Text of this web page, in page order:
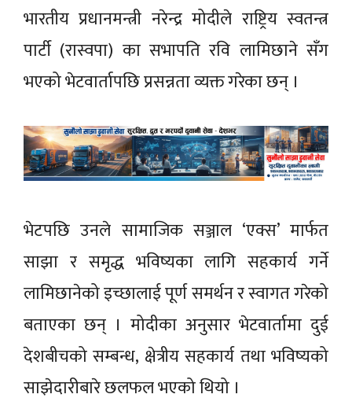
भारतीय प्रधानमन्त्री नरेन्द्र मोदीले राष्ट्रिय स्वतन्त्र
पार्टी (रास्वपा) का सभापति रवि लामिछाने सँग
भएको भेटवार्तापछि प्रसन्नता व्यक्त गरेका छन् ।
भेटपछि उनले सामाजिक सञ्जाल ‘एक्स’ मार्फत
साझा र समृद्ध भविष्यका लागि सहकार्य गर्ने
लामिछानेको इच्छालाई पूर्ण समर्थन र स्वागत गरेको
बताएका छन् । मोदीका अनुसार भेटवार्तामा दुई
देशबीचको सम्बन्ध, क्षेत्रीय सहकार्य तथा भविष्यको
साझेदारीबारे छलफल भएको थियो ।